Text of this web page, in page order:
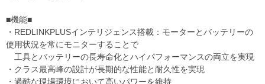
■機能■
・REDLINKPLUSインテリジェンス搭載：モーターとバッテリーの
使用状況を常にモニターすることで
工具とバッテリーの長寿命化とハイパフォーマンスの両立を実現
・クラス最高峰の設計が長期的な性能と耐久性を実現
・過酷な現場環境において高いパワーを維持